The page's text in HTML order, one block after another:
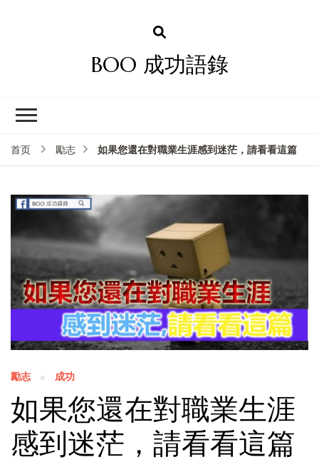
BOO 成功語錄
首页 勵志 如果您還在對職業生涯感到迷茫，請看看這篇
勵志 成功
如果您還在對職業生涯
感到迷茫，請看看這篇